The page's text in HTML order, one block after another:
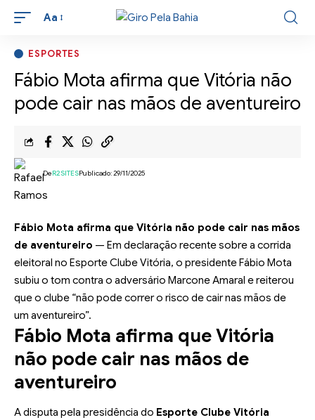
Aa
ESPORTES
Fábio Mota afirma que Vitória não
pode cair nas mãos de aventureiro
DeR2SITESPublicado: 29/11/2025
Fábio Mota afirma que Vitória não pode cair nas mãos
de aventureiro — Em declaração recente sobre a corrida
eleitoral no Esporte Clube Vitória, o presidente Fábio Mota
subiu o tom contra o adversário Marcone Amaral e reiterou
que o clube “não pode correr o risco de cair nas mãos de
um aventureiro”.
Fábio Mota afirma que Vitória
não pode cair nas mãos de
aventureiro
A disputa pela presidência do Esporte Clube Vitória